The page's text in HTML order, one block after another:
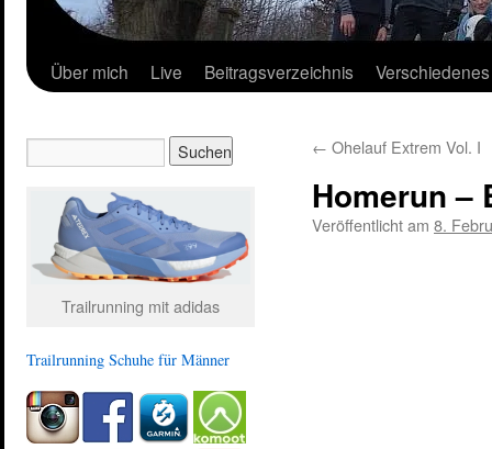
Über mich Live Beitragsverzeichnis Verschiedenes
← Ohelauf Extrem Vol. I
Homerun –
Veröffentlicht am 8.
Trailrunning mit adidas
Trailrunning Schuhe für Männer